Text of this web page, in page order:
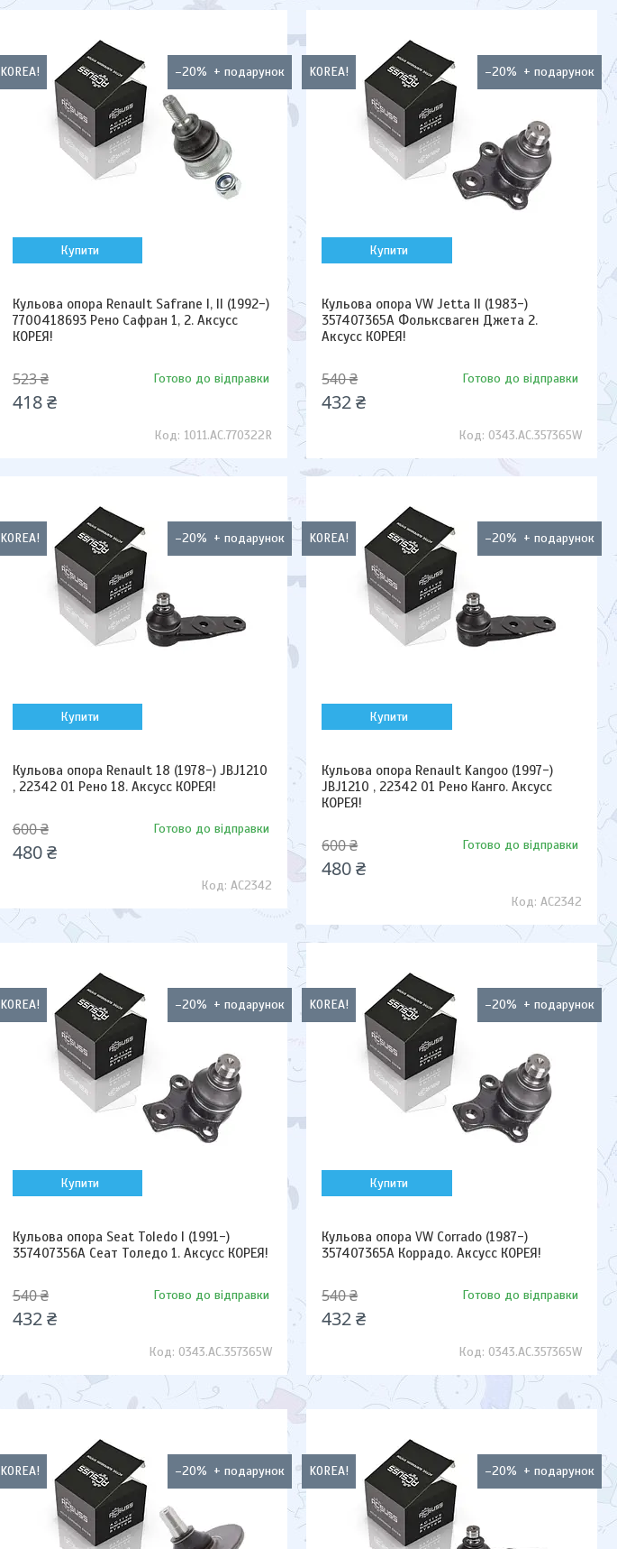
KOREA! –20%
Купити
Кульова опора Renault Safrane I, II (1992-)
7700418693 Рено Сафран 1, 2. Аксусс
КОРЕЯ!
523 ₴
418 ₴
Готово до відправки
1011.AC.770322R
KOREA! –20%
Купити
Кульова опора VW Jetta II (1983-)
357407365A Фольксваген Джета 2.
Аксусс КОРЕЯ!
540 ₴
432 ₴
Готово до відправки
0343.AC.357365W
KOREA! –20%
Купити
Кульова опора Renault 18 (1978-) JBJ1210
, 22342 01 Рено 18. Аксусс КОРЕЯ!
600 ₴
480 ₴
Готово до відправки
AC2342
KOREA! –20%
Купити
Кульова опора Renault Kangoo (1997-)
JBJ1210 , 22342 01 Рено Канго. Аксусс
КОРЕЯ!
600 ₴
480 ₴
Готово до відправки
AC2342
KOREA! –20%
Купити
Кульова опора Seat Toledo I (1991-)
357407356A Сеат Толедо 1. Аксусс КОРЕЯ!
540 ₴
432 ₴
Готово до відправки
0343.AC.357365W
KOREA! –20%
Купити
Кульова опора VW Corrado (1987-)
357407365A Коррадо. Аксусс КОРЕЯ!
540 ₴
432 ₴
Готово до відправки
0343.AC.357365W
KOREA! –20% KOREA! –20%